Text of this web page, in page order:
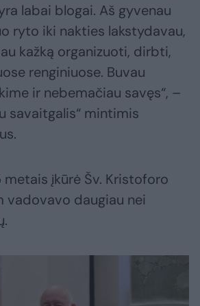
labai blogai. Aš gyvenau
ryto iki nakties lakstydavau,
kažką organizuoti, dirbti,
renginiuose. Buvau
ir nebemačiau savęs“, –
savaitgalis“ mintimis
metais įkūrė Šv. Kristoforo
vadovavo daugiau nei